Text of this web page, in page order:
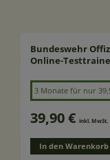
Bundeswehr
Online-
3 Monate für nur
39,90 € inkl. MwSt.
In den Warenkorb